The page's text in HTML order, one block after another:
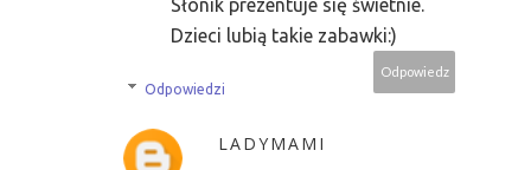
Słonik prezentuje się świetnie.
Dzieci lubią takie zabawki:)
Odpowiedz
Odpowiedzi
LADYMAMI